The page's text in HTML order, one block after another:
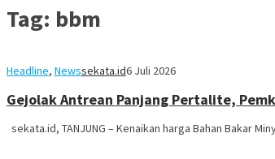
Tag: bbm
Headline, Newssekata.id6 Juli 2026
Gejolak Antrean Panjang Pertalite,
sekata.id, TANJUNG – Kenaikan harga Bahan Bakar